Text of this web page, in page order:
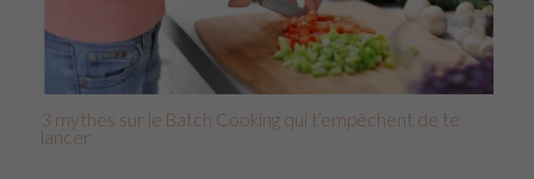
3 mythes sur le Batch Cooking qui t’empêchent de te
lancer